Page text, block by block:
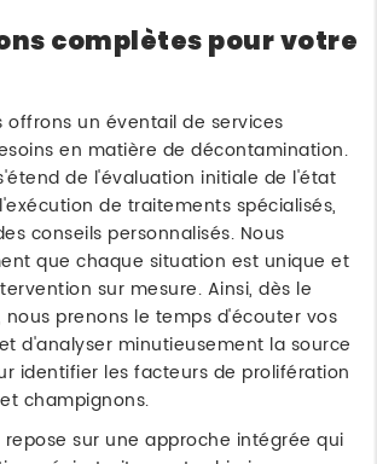
complètes pour votre
offrons un éventail de services
en matière de décontamination.
de l'évaluation initiale de l'état
de traitements spécialisés,
conseils personnalisés. Nous
que chaque situation est unique et
sur mesure. Ainsi, dès le
prenons le temps d'écouter vos
d'analyser minutieusement la source
identifier les facteurs de prolifération
champignons.
sur une approche intégrée qui